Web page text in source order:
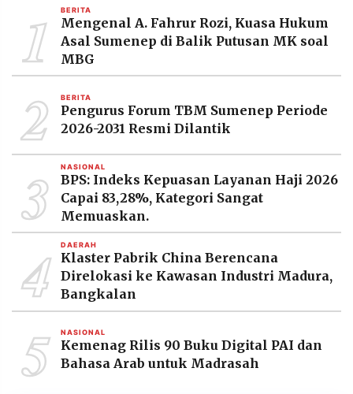
1 BERITA
Mengenal A. Fahrur Rozi, Kuasa Hukum
Asal Sumenep di Balik Putusan MK soal
MBG
2 BERITA
Pengurus Forum TBM Sumenep Periode
2026-2031 Resmi Dilantik
3 NASIONAL
BPS: Indeks Kepuasan Layanan Haji 2026
Capai 83,28%, Kategori Sangat
Memuaskan.
4 DAERAH
Klaster Pabrik China Berencana
Direlokasi ke Kawasan Industri Madura,
Bangkalan
5 NASIONAL
Kemenag Rilis 90 Buku Digital PAI dan
Bahasa Arab untuk Madrasah